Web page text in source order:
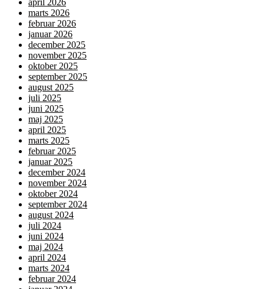
marts 2026
februar 2026
januar 2026
december 2025
november 2025
oktober 2025
september 2025
august 2025
juli 2025
juni 2025
maj 2025
april 2025
marts 2025
februar 2025
januar 2025
december 2024
november 2024
oktober 2024
september 2024
august 2024
juli 2024
juni 2024
maj 2024
april 2024
marts 2024
februar 2024